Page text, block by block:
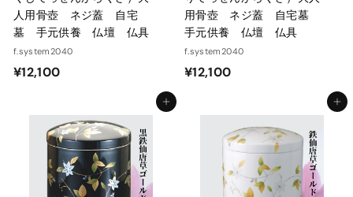
人用骨壺 ネジ蓋 自宅
墓 手元供養 仏壇 仏具
f.system2040
¥12,100¥
2
,
1
0
0
用骨壺 ネジ蓋 自宅墓
手元供養 仏壇 仏具
f.system2040
¥12,100¥
2
,
1
0
0
カートに入れる カートに入れる